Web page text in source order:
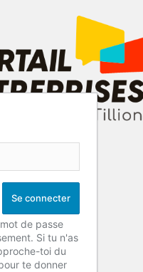
de passe
Si tu n'as
toi du
te donner